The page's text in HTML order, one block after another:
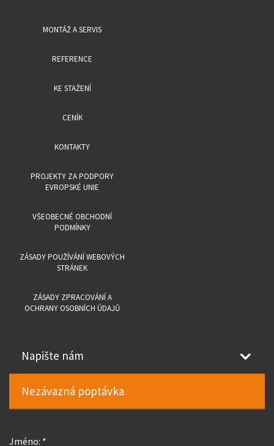
MONTÁŽ A SERVIS
REFERENCE
KE STAŽENÍ
CENÍK
KONTAKTY
PROJEKTY ZA PODPORY
EVROPSKÉ UNIE
VŠEOBECNÉ OBCHODNÍ
PODMÍNKY
ZÁSADY POUŽÍVÁNÍ WEBOVÝCH
STRÁNEK
ZÁSADY ZPRACOVÁNÍ A
OCHRANY OSOBNÍCH ÚDAJŮ
Napište nám
Nezávazná poptávka
Jméno: *